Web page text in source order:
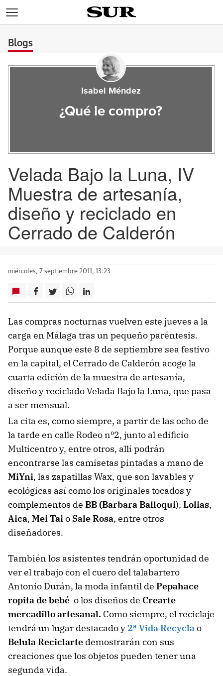
Blogs
Isabel Méndez
¿Qué le compro?
Velada Bajo la Luna, IV
Muestra de artesanía,
diseño y reciclado en
Cerrado de Calderón
miércoles, 7 septiembre 2011, 13:23
Las compras nocturnas vuelven este jueves a la
carga en Málaga tras un pequeño paréntesis.
Porque aunque este 8 de septiembre sea festivo
en la capital, el Cerrado de Calderón acoge la
cuarta edición de la muestra de artesanía,
diseño y reciclado Velada Bajo la Luna, que pasa
a ser mensual.
La cita es, como siempre, a partir de las ocho de
la tarde en calle Rodeo nº2, junto al edificio
Multicentro y, entre otros, allí podrán
encontrarse las camisetas pintadas a mano de
MiYni, las zapatillas Wax, que son lavables y
ecológicas así como los originales tocados y
complementos de BB (Barbara Balloqui), Lolias,
Aica, Mei Taio Sale Rosa, entre otros
diseñadores.
También los asistentes tendrán oportunidad de
ver el trabajo con el cuero del talabartero
Antonio Durán, la moda infantil de Pepahace
ropita de bebé o los diseños de Crearte
mercadillo artesanal. Como siempre, el reciclaje
tendrá un lugar destacado y 2ª Vida Recyclao
Belula Reciclarte demostrarán con sus
creaciones que los objetos pueden tener una
segunda vida.